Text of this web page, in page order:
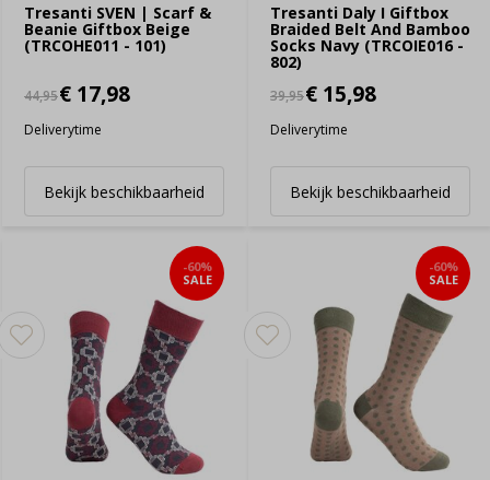
Tresanti SVEN | Scarf &
Beanie Giftbox Beige
(TRCOHE011 - 101)
44,95€ 17,98
Deliverytime
Bekijk beschikbaarheid
Tresanti Daly I Giftbox
Braided Belt And Bamboo
Socks Navy (TRCOIE016 -
802)
39,95€ 15,98
Deliverytime
Bekijk beschikbaarheid
-60%
SALE
-60%
SALE